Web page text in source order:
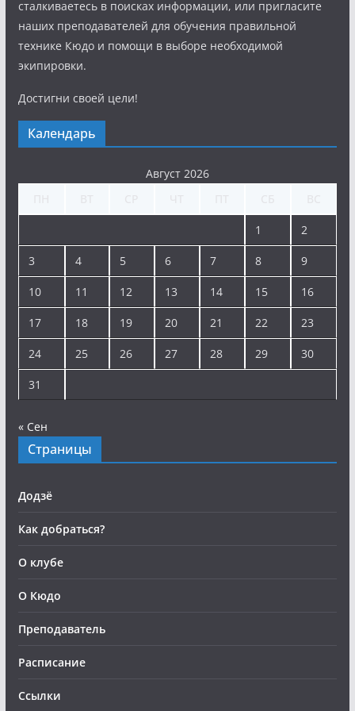
сталкиваетесь в поисках информации, или пригласите
наших преподавателей для обучения правильной
технике Кюдо и помощи в выборе необходимой
экипировки.
Достигни своей цели!
Календарь
Август 2026
1 2
3 4 5 6 7 8 9
10 11 12 13 14 15 16
17 18 19 20 21 22 23
24 25 26 27 28 29 30
31
« Сен
Страницы
Додзё
Как добраться?
О клубе
О Кюдо
Преподаватель
Расписание
Ссылки